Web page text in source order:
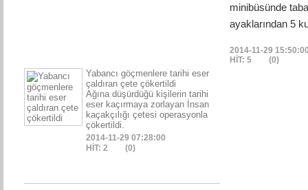
minibüsünde
ayaklarından 5
2014-11-29
HİT: 5
(0)
Yabancı göçmenlere tarihi eser
çaldıran çete çökertildi
Ağına düşürdüğü kişilerin tarihi
eser kaçırmaya zorlayan İnsan
kaçakçılığı çetesi operasyonla
çökertildi.
2014-11-29 07:28:00
HİT: 2
(0)